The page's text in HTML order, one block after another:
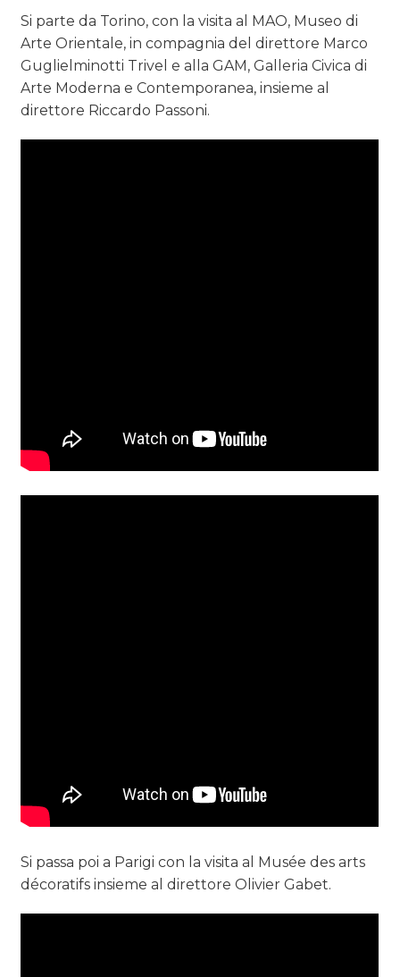
Si parte da Torino, con la visita al MAO, Museo di
Arte Orientale, in compagnia del direttore Marco
Guglielminotti Trivel e alla GAM, Galleria Civica di
Arte Moderna e Contemporanea, insieme al
direttore Riccardo Passoni.
Si passa poi a Parigi con la visita al Musée des arts
décoratifs insieme al direttore Olivier Gabet.